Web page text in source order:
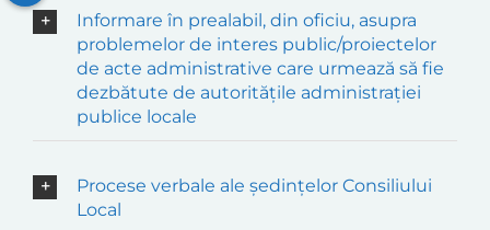
Informare în prealabil, din oficiu, asupra
problemelor de interes public/proiectelor
de acte administrative care urmează să fie
dezbătute de autoritățile administrației
publice locale
Procese verbale ale ședințelor Consiliului
Local